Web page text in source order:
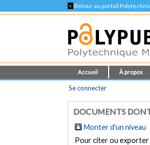
< Retour au portail
Accueil À propos
Se connecter
DOCUMENTS
Monter d'un niveau
Pour citer ou exporter